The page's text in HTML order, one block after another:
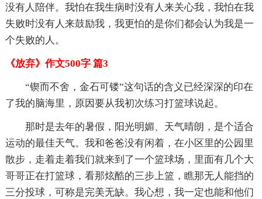
没有人陪伴。我怕在我生病时没有人来关心我，我怕在我
失败时没有人来鼓励我，我更怕的是你们都会认为我是一
个失败的人。
《放弃》作文500字 篇3
“锲而不舍，金石可镂”这句话的含义已经深深的印在
了我的脑海里，原因要从我初次练习打篮球说起。
那时是去年的暑假，阳光明媚、天气晴朗，是个适合
运动的最佳天气。我和爸爸没有闲着，在小区里的公园里
散步，走着走着我们就来到了一个篮球场，里面有几个大
哥哥正在打篮球，看那炫酷的三步上篮，瞧那无人能挡的
三分投球，可称是完美无缺。我心想，我一定也能和他们